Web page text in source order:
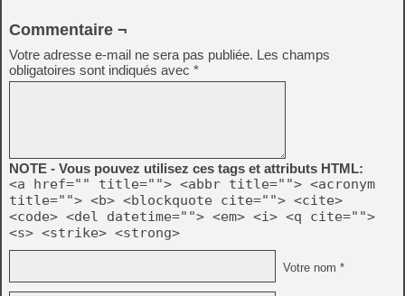
Commentaire ¬
Votre adresse e-mail ne sera pas publiée. Les champs
obligatoires sont indiqués avec *
NOTE - Vous pouvez utilisez ces tags et attributs HTML:
<a href="" title=""> <abbr title=""> <acronym
title=""> <b> <blockquote cite=""> <cite>
<code> <del datetime=""> <em> <i> <q cite="">
<s> <strike> <strong>
Votre nom *